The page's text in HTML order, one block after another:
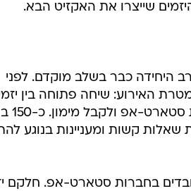
שייצרו את האקזיט הבא.
היחידה כבר בשלב מוקדם. לפני
האירוע: שיחה פתוחה בין
למשקיעים, שעסקה
שאלות קשות ומעניינות בנוגע
בחברות סטארט-אפ. חלקם